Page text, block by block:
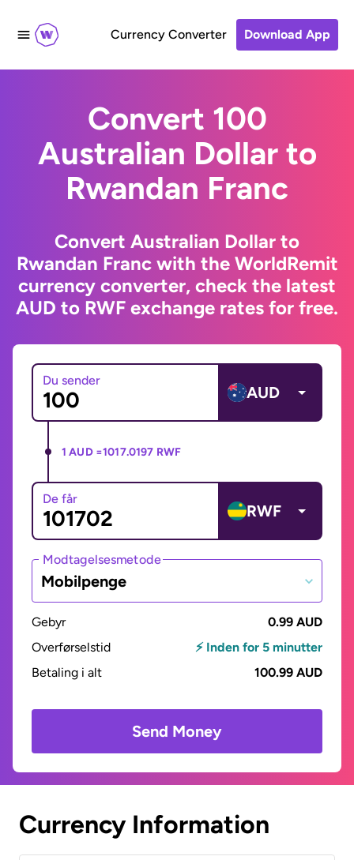
Currency Converter Download App
Convert 100
Australian Dollar to
Rwandan Franc
Convert Australian Dollar to
Rwandan Franc with the WorldRemit
currency converter, check the latest
AUD to RWF exchange rates for free.
Du sender
AUD
1 AUD =1017.0197 RWF
De får
RWF
Modtagelsesmetode
Mobilpenge
Gebyr
0.99 AUD
Overførselstid
⚡ Inden for 5 minutter
Betaling i alt
100.99 AUD
Send Money
Currency Information